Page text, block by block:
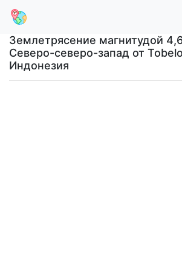
Землетрясение магнитудой
Северо-северо-запад от
Индонезия